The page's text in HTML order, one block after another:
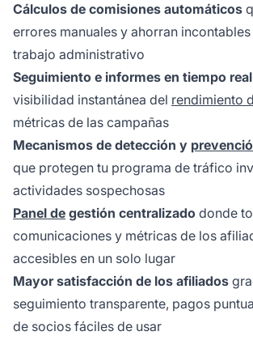
Cálculos de comisiones automáticos
errores manuales y ahorran
trabajo administrativo
Seguimiento e informes en tiempo real
visibilidad instantánea del rendimiento
métricas de las campañas
Mecanismos de detección y
que protegen tu programa de tráfico
actividades sospechosas
Panel de gestión centralizado donde
comunicaciones y métricas de los
accesibles en un solo lugar
Mayor satisfacción de los afiliados
seguimiento transparente, pagos
de socios fáciles de usar